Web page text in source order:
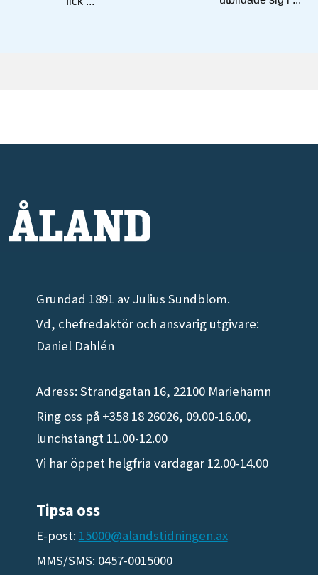
Grundad 1891 av Julius Sundblom.
Vd, chefredaktör och ansvarig utgivare:
Daniel Dahlén
Adress: Strandgatan 16, 22100 Mariehamn
Ring oss på +358 18 26026, 09.00-16.00,
lunchstängt 11.00-12.00
Vi har öppet helgfria vardagar 12.00-14.00
Tipsa oss
E-post:15000@alandstidningen.ax
MMS/SMS: 0457-0015000